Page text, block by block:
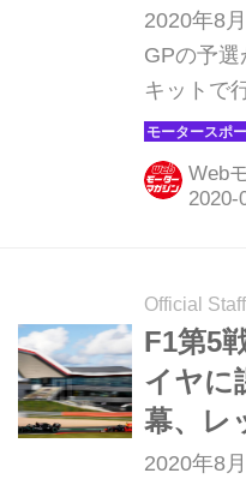
イヤス
【モー
2020年8
GPの予
キットで
（メルセ
ンを獲得
コンパウ
ハミルト
手にニコ
ングポイ
マックス
ブル・ホ
ンダ勢は
Web
Official Staff
F1第5
イヤに
幕、レ
とって
2020年8